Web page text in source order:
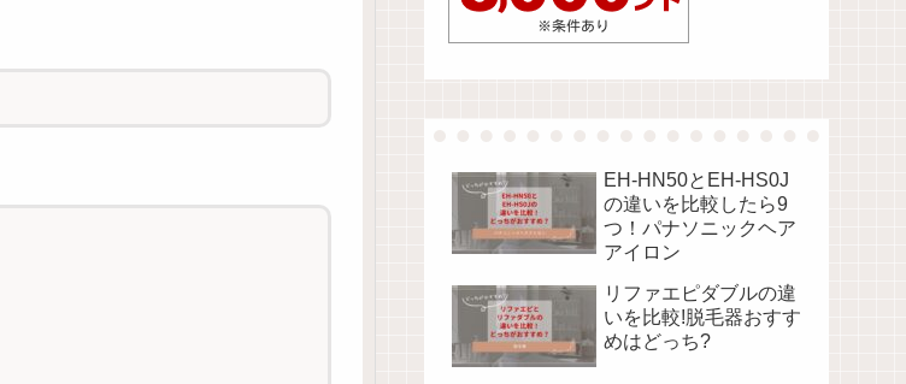
EH-HN50とEH-HS0J
の違いを比較したら9
つ！パナソニックヘア
アイロン
リファエピダブルの違
いを比較!脱毛器おすす
めはどっち?